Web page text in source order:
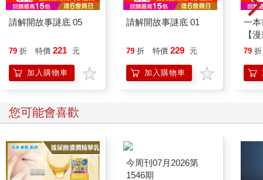
請解開故事謎底 05
79 折 特價 221 元
加入購物車
請解開故事謎底 01
79 折 特價 229 元
加入購物車
一
【
行
「
學方
79 折
您可能會喜歡